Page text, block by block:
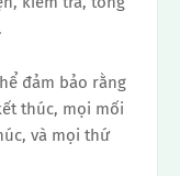
đảm bảo rằng
thúc, mọi mối
và mọi thứ